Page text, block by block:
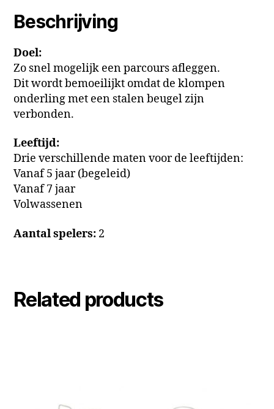
Beschrijving
Doel:
Zo snel mogelijk een parcours afleggen.
Dit wordt bemoeilijkt omdat de klompen
onderling met een stalen beugel zijn
verbonden.
Leeftijd:
Drie verschillende maten voor de leeftijden:
Vanaf 5 jaar (begeleid)
Vanaf 7 jaar
Volwassenen
Aantal spelers: 2
Related products